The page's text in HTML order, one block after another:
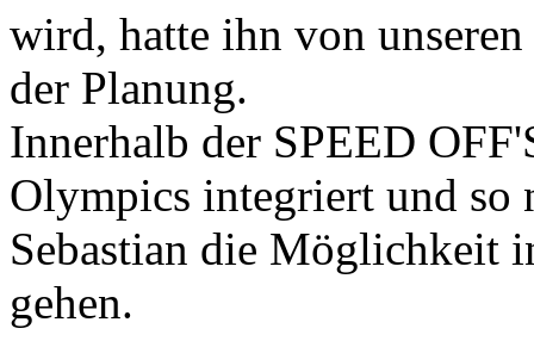
wird, hatte ihn von
der Planung.
Innerhalb der SPEED
Olympics integriert und
Sebastian die Möglichkeit
gehen.